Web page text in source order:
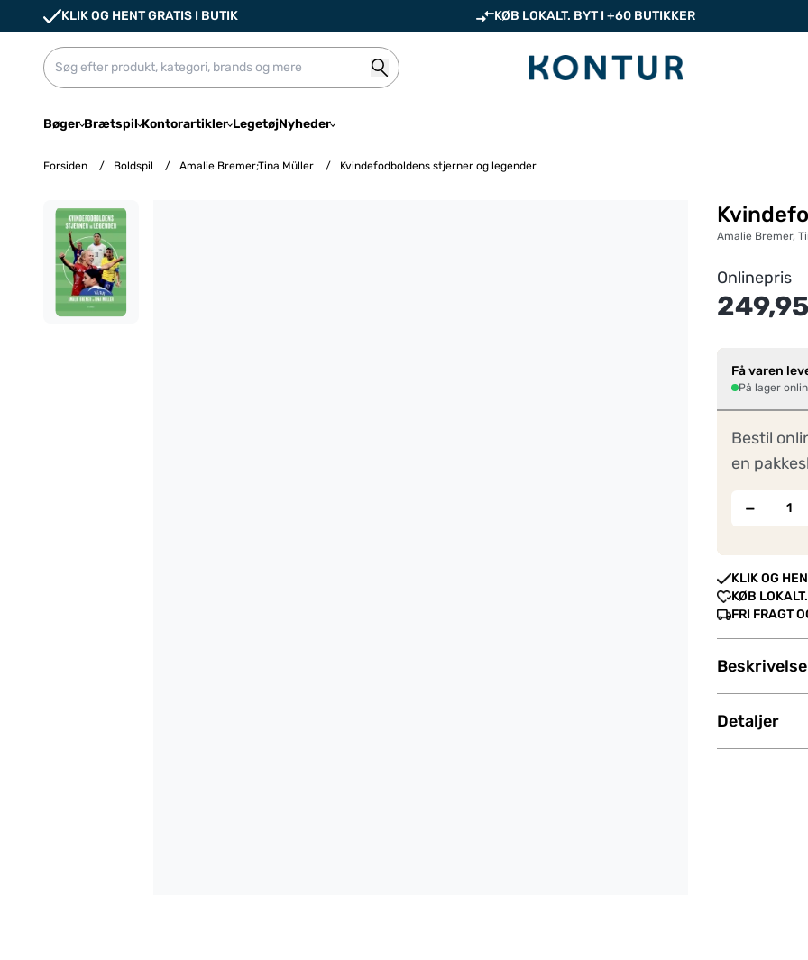
KLIK OG HENT GRATIS I BUTIK KØB LOKALT. BYT I +60 BUTIKKER
Bøger Brætspil Kontorartikler LegetøjNyheder
Forsiden / Boldspil / Amalie Bremer;Tina Müller / Kvindefodboldens stjerner og legender
Amalie Bremer,
Onlinepris
Få varen
På lager
Bestil
en
−
KLIK OG
KØB
FRI FRAGT
Beskrivelse
Detaljer